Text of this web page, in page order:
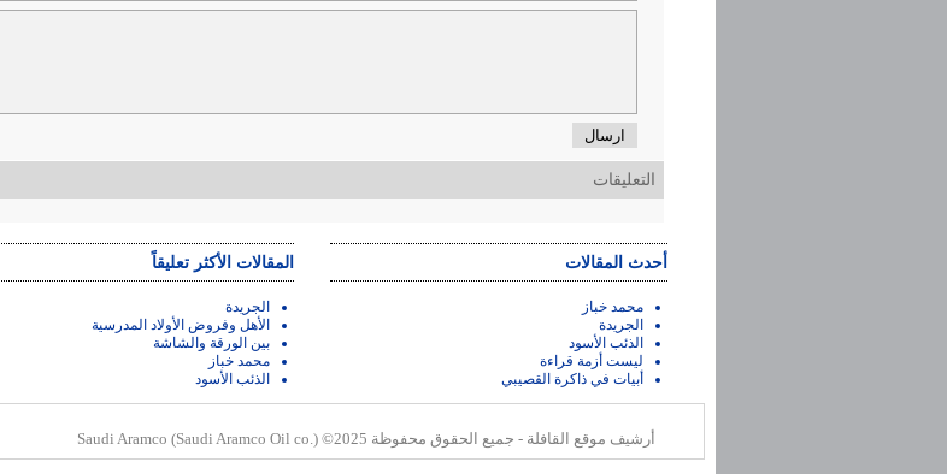
ارسال
التعليقات
أحدث المقالات
محمد خباز
الجريدة
الذئب الأسود
ليست أزمة قراءة
أبيات في ذاكرة القصيبي
المقالات الأكثر تعليقاً
الجريدة
الأهل وفروض الأولاد المدرسية
بين الورقة والشاشة
محمد خباز
الذئب الأسود
أرشيف موقع القافلة - جميع الحقوق محفوظة Saudi Aramco (Saudi Aramco Oil co.) ©2025